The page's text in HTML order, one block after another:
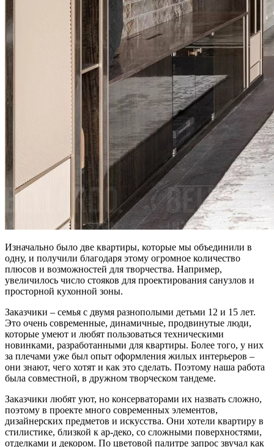
Изначально было две квартиры, которые мы объединили в
одну, и получили благодаря этому огромное количество
плюсов и возможностей для творчества. Например,
увеличилось число стояков для проектирования санузлов и
просторной кухонной зоны.
Заказчики – семья с двумя разнополыми детьми 12 и 15 лет.
Это очень современные, динамичные, продвинутые люди,
которые умеют и любят пользоваться техническими
новинками, разработанными для квартиры. Более того, у них
за плечами уже был опыт оформления жилых интерьеров –
они знают, чего хотят и как это сделать. Поэтому наша работа
была совместной, в дружном творческом тандеме.
Заказчики любят уют, но консерваторами их назвать сложно,
поэтому в проекте много современных элементов,
дизайнерских предметов и искусства. Они хотели квартиру в
стилистике, близкой к ар-деко, со сложными поверхностями,
отделками и декором. По цветовой палитре запрос звучал как